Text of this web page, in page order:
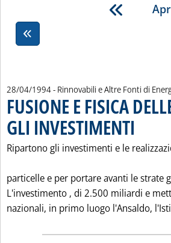
28/04/1994- Rinnovabili e Altre Fonti di
FUSIONE E FISICA
GLI INVESTIMENTI
Ripartono gli investimenti e le
particelle e per portare avanti le strate
L'investimento ‚ di 2.500 miliardi e
nazionali, in primo luogo l'Ansaldo,